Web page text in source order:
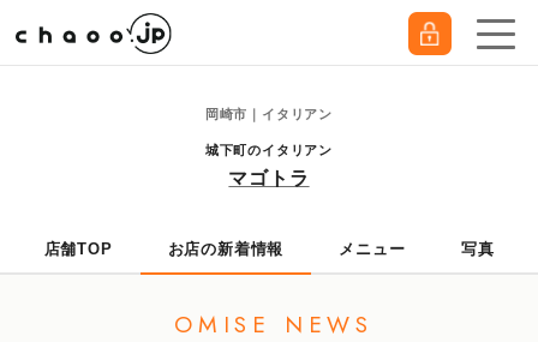
岡崎市｜イタリアン
城下町のイタリアン
マゴトラ
店舗TOP お店の新着情報 メニュー 写真
OMISE NEWS